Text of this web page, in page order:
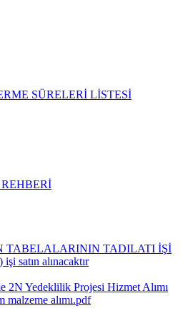
SÜRELERİ LİSTESİ
TABELALARININ TADILATI İŞİ
satın alınacaktır
2N Yedeklilik Projesi Hizmet Alımı
malzeme alımı.pdf